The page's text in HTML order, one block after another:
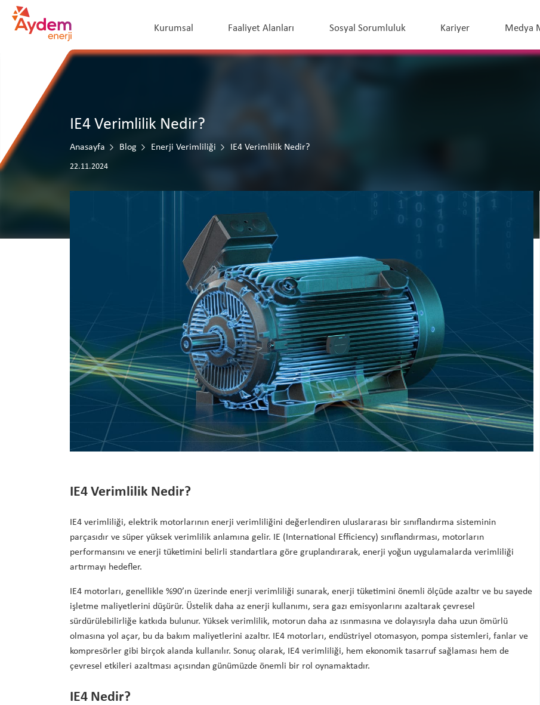
Kurumsal Faaliyet Alanları Sosyal Sorumluluk Kariyer Medya
IE4 Verimlilik Nedir?
Anasayfa Blog Enerji Verimliliği IE4 Verimlilik Nedir?
22.11.2024
IE4 Verimlilik Nedir?
IE4 verimliliği, elektrik motorlarının enerji verimliliğini değerlendiren uluslararası bir sınıflandırma sisteminin
parçasıdır ve süper yüksek verimlilik anlamına gelir. IE (International Efficiency) sınıflandırması, motorların
performansını ve enerji tüketimini belirli standartlara göre gruplandırarak, enerji yoğun uygulamalarda verimliliği
artırmayı hedefler.
IE4 motorları, genellikle %90’ın üzerinde enerji verimliliği sunarak, enerji tüketimini önemli ölçüde azaltır ve bu sayede
işletme maliyetlerini düşürür. Üstelik daha az enerji kullanımı, sera gazı emisyonlarını azaltarak çevresel
sürdürülebilirliğe katkıda bulunur. Yüksek verimlilik, motorun daha az ısınmasına ve dolayısıyla daha uzun ömürlü
olmasına yol açar, bu da bakım maliyetlerini azaltır. IE4 motorları, endüstriyel otomasyon, pompa sistemleri, fanlar ve
kompresörler gibi birçok alanda kullanılır. Sonuç olarak, IE4 verimliliği, hem ekonomik tasarruf sağlaması hem de
çevresel etkileri azaltması açısından günümüzde önemli bir rol oynamaktadır.
IE4 Nedir?